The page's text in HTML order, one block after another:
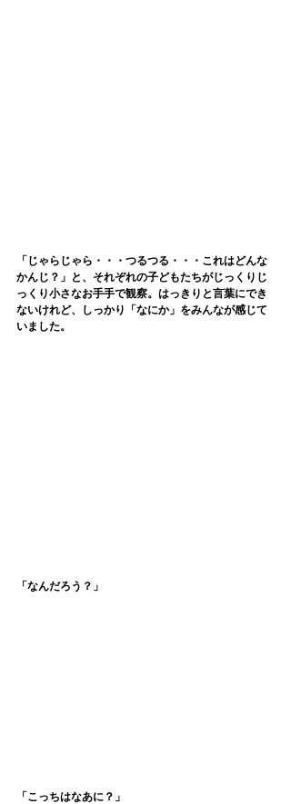
「じゃらじゃら・・・つるつる・・・これはどんな
かんじ？」と、それぞれの子どもたちがじっくりじ
っくり小さなお手手で観察。はっきりと言葉にでき
ないけれど、しっかり「なにか」をみんなが感じて
いました。
「なんだろう？」
「こっちはなあに？」